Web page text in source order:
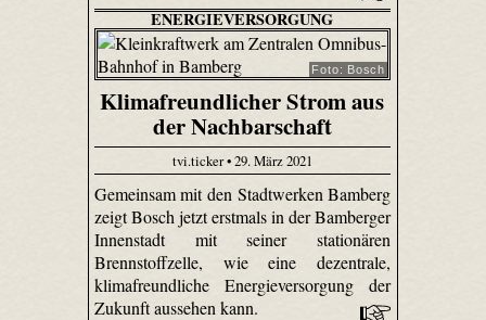
ENERGIEVERSORGUNG
Foto: Bosch
Klimafreundlicher Strom aus
der Nachbarschaft
tvi.ticker • 29. März 2021
Gemeinsam mit den Stadtwerken Bamberg
zeigt Bosch jetzt erstmals in der Bamberger
Innenstadt mit seiner stationären
Brennstoffzelle, wie eine dezentrale,
klimafreundliche Energieversorgung der
Zukunft aussehen kann.